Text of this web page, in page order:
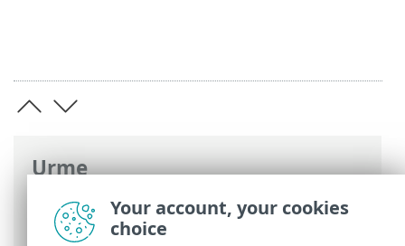
Urme
Ajutor online ESET>ESET Glossary>
Detectări > Aplicații potențial nedorite
Your account, your cookies
choice